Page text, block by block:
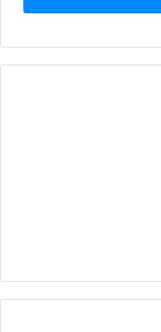
النابتة
فيها بطيئ أو
منسدلة إلى